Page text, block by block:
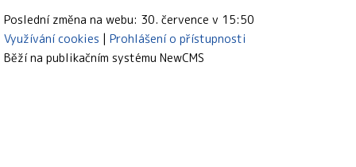
Poslední změna na webu: 30. července v 15:50
Využívání cookies
Prohlášení o přístupnosti
Běží na publikačním systému NewCMS